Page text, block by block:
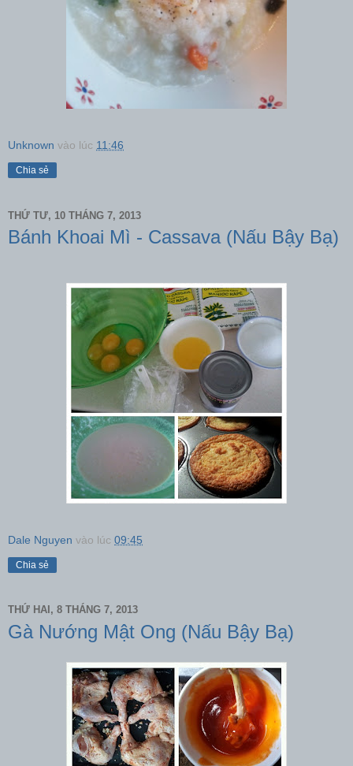
Unknown vào lúc 11:46
Chia sẻ
THỨ TƯ, 10 THÁNG 7, 2013
Bánh Khoai Mì - Cassava (Nấu Bậy Bạ)
Dale Nguyen vào lúc 09:45
Chia sẻ
THỨ HAI, 8 THÁNG 7, 2013
Gà Nướng Mật Ong (Nấu Bậy Bạ)